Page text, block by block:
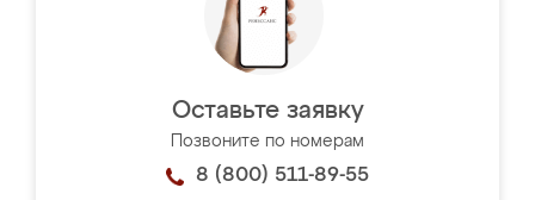
Оставьте заявку
Позвоните по номерам
8 (800) 511-89-55